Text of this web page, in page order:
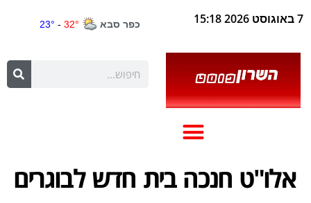
7 באוגוסט 2026 15:18
אלו"ט חנכה בית חדש לבוגרים